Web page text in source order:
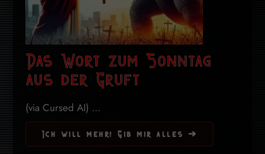
Das Wort zum Sonntag
aus der Gruft
(via Cursed AI) ...
Ich will mehr! Gib mir alles ➔